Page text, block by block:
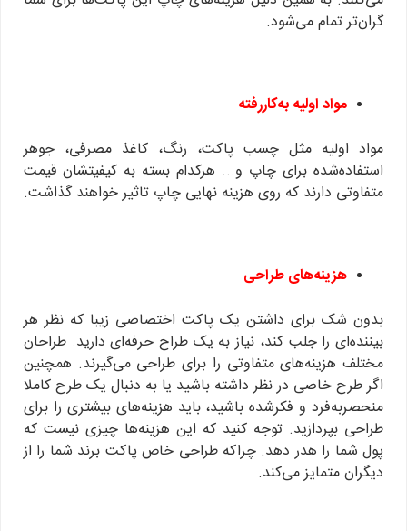
گران‌تر تمام می‌شود.
مواد اولیه به‌کاررفته
مواد اولیه مثل چسب پاکت، رنگ، کاغذ مصرفی، جوهر
استفاده‌شده برای چاپ و... هرکدام بسته به کیفیتشان قیمت
متفاوتی دارند که روی هزینه نهایی چاپ تاثیر خواهند گذاشت.
هزینه‌های طراحی
بدون شک برای داشتن یک پاکت اختصاصی زیبا که نظر هر
بیننده‌ای را جلب کند، نیاز به یک طراح حرفه‌ای دارید. طراحان
مختلف هزینه‌های متفاوتی را برای طراحی می‌گیرند. همچنین
اگر طرح خاصی در نظر داشته باشید یا به دنبال یک طرح کاملا
منحصربه‌فرد و فکرشده باشید، باید هزینه‌های بیشتری را برای
طراحی بپردازید. توجه کنید که این هزینه‌ها چیزی نیست که
پول شما را هدر دهد. چراکه طراحی خاص پاکت برند شما را از
دیگران متمایز می‌کند.